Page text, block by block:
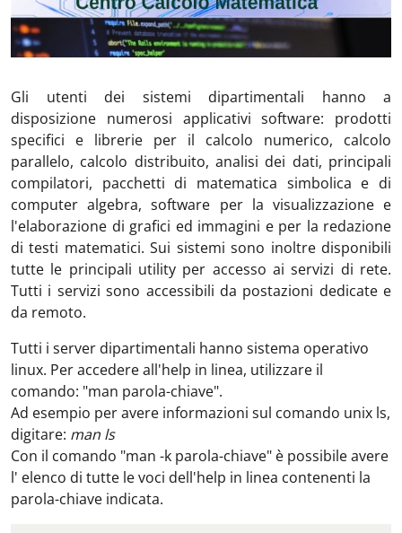
Gli utenti dei sistemi dipartimentali hanno a
disposizione numerosi applicativi software: prodotti
specifici e librerie per il calcolo numerico, calcolo
parallelo, calcolo distribuito, analisi dei dati, principali
compilatori, pacchetti di matematica simbolica e di
computer algebra, software per la visualizzazione e
l'elaborazione di grafici ed immagini e per la redazione
di testi matematici. Sui sistemi sono inoltre disponibili
tutte le principali utility per accesso ai servizi di rete.
Tutti i servizi sono accessibili da postazioni dedicate e
da remoto.
Tutti i server dipartimentali hanno sistema operativo
linux. Per accedere all'help in linea, utilizzare il
comando: "man parola-chiave".
Ad esempio per avere informazioni sul comando unix ls,
digitare: man ls
Con il comando "man -k parola-chiave" è possibile avere
l' elenco di tutte le voci dell'help in linea contenenti la
parola-chiave indicata.